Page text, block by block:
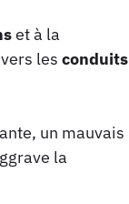
et à la
les conduits
un mauvais
la